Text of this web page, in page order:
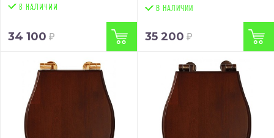
34 100
В НАЛИЧИИ
35 200